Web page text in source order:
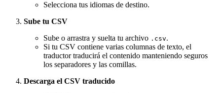
Selecciona tus idiomas de destino.
Sube tu CSV
Sube o arrastra y suelta tu archivo .csv.
Si tu CSV contiene varias columnas de texto, el
traductor traducirá el contenido manteniendo seguros
los separadores y las comillas.
Descarga el CSV traducido